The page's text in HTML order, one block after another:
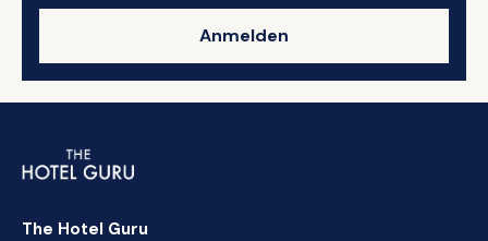
Anmelden
The Hotel Guru